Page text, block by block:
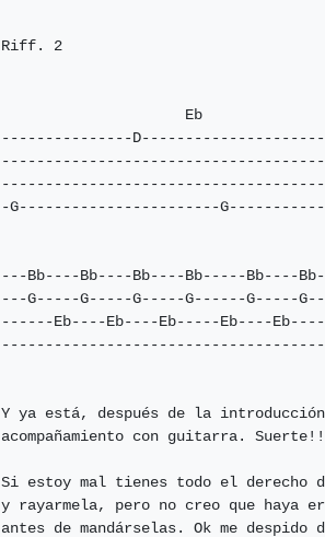
Riff. 2
---------------
-G-----------------------
---Bb----Bb----Bb----Bb-----Bb----
---G-----G-----G-----G------G-----
------Eb----Eb----Eb-----Eb----
Y ya está, después de la
acompañamiento con guitarra.
Si estoy mal tienes todo el derecho
y rayarmela, pero no creo que haya
antes de mandárselas. Ok me